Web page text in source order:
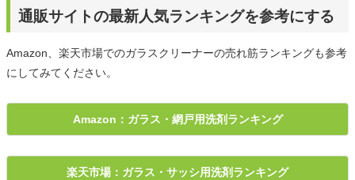
通販サイトの最新人気ランキングを参考にする
Amazon、楽天市場でのガラスクリーナーの売れ筋ランキングも参考
にしてみてください。
Amazon：ガラス・網戸用洗剤ランキング
楽天市場：ガラス・サッシ用洗剤ランキング